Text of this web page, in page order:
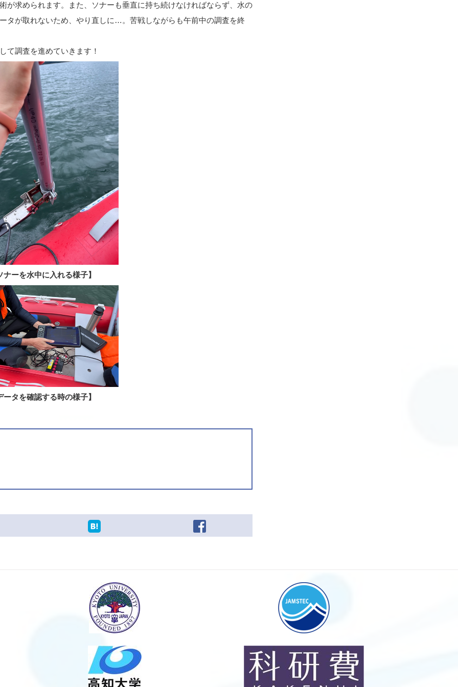
が求められます。また、ソナーも垂直に持ち続けなければならず、水の
タが取れないため、やり直しに…。苦戦しながらも午前中の調査を終
て調査を進めていきます！
ナーを水中に入れる様子】
ータを確認する時の様子】